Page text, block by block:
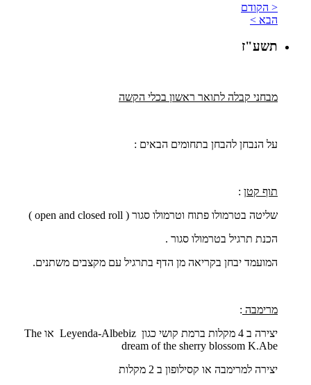
< הקודם
הבא >
תשע"ז
מבחני קבלה לתואר ראשון בכלי הקשה
על הנבחן להבחן בתחומים הבאים :
תוף קטן :
שליטה בטרמולו פתוח וטרמולו סגור ( open and closed roll
)
הכנת תרגיל בטרמולו סגור .
המועמד יבחן בקריאה מן הדף בתרגיל עם מקצבים משתנים.
מרימבה :
יצירה ב 4 מקלות ברמת קושי כגון
Leyenda-Albebiz או The
dream of the sherry blossom K.Abe
יצירה למרימבה או קסילופון ב 2 מקלות